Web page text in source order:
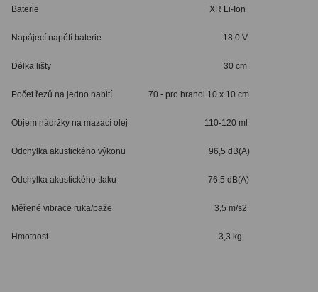
Baterie XR Li-Ion
Napájecí napětí baterie 18,0 V
Délka lišty 30 cm
Počet řezů na jedno nabití 70 - pro hranol 10 x 10 cm
Objem nádržky na mazací olej 110-120 ml
Odchylka akustického výkonu 96,5 dB(A)
Odchylka akustického tlaku 76,5 dB(A)
Měřené vibrace ruka/paže 3,5 m/s2
Hmotnost 3,3 kg